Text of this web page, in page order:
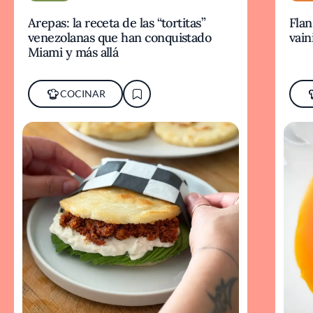
Arepas: la receta de las “tortitas”
venezolanas que han conquistado
Miami y más allá
COCINAR